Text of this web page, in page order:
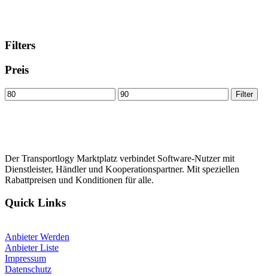
Filters
Preis
Min
price
Max
price
Filter
Der Transportlogy Marktplatz verbindet Software-Nutzer mit
Dienstleister, Händler und Kooperationspartner. Mit speziellen
Rabattpreisen und Konditionen für alle.
Quick Links
Anbieter Werden
Anbieter Liste
Impressum
Datenschutz